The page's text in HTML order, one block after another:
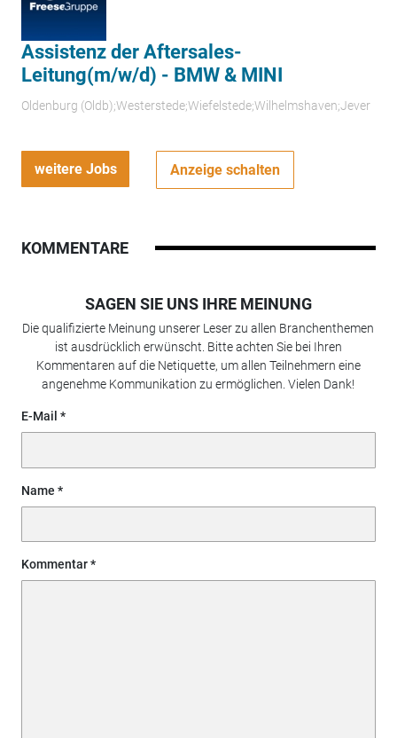
Assistenz der Aftersales-
Leitung(m/w/d) - BMW & MINI
Oldenburg (Oldb);Westerstede;Wiefelstede;Wilhelmshaven;Jever
weitere Jobs Anzeige schalten
KOMMENTARE
SAGEN SIE UNS IHRE MEINUNG
Die qualifizierte Meinung unserer Leser zu allen Branchenthemen
ist ausdrücklich erwünscht. Bitte achten Sie bei Ihren
Kommentaren auf die Netiquette, um allen Teilnehmern eine
angenehme Kommunikation zu ermöglichen. Vielen Dank!
E-Mail
Name
Kommentar